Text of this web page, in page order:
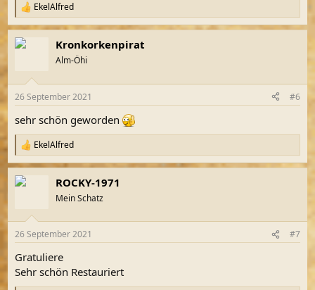
R
e
a
k
e
:
EkelAlfred
Kronkorkenpirat
Alm-Öhi
26 September 2021 #6
sehr schön geworden
R
e
a
k
e
:
EkelAlfred
ROCKY-1971
Mein Schatz
26 September 2021 #7
Gratuliere
Sehr schön Restauriert